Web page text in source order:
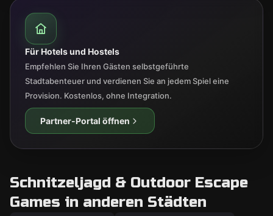
Für Hotels und Hostels
Empfehlen Sie Ihren Gästen selbstgeführte
Stadtabenteuer und verdienen Sie an jedem Spiel eine
Provision. Kostenlos, ohne Integration.
Partner-Portal öffnen
Schnitzeljagd & Outdoor Escape
Games in anderen Städten